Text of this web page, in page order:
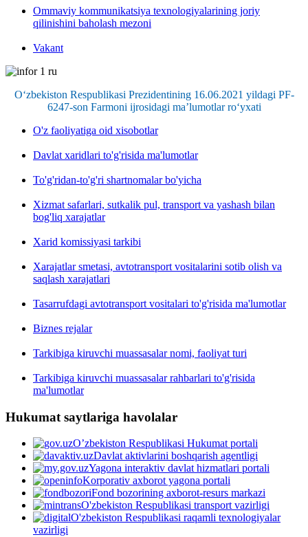
Ommaviy kommunikatsiya texnologiyalarining joriy
qilinishini baholash mezoni
Vakant
O‘zbekiston Respublikasi Prezidentining 16.06.2021 yildagi PF-
6247-son Farmoni ijrosidagi ma’lumotlar ro‘yxati
O'z faoliyatiga oid xisobotlar
Davlat xaridlari to'g'risida ma'lumotlar
To'g'ridan-to'g'ri shartnomalar bo'yicha
Xizmat safarlari, sutkalik pul, transport va yashash bilan
bog'liq xarajatlar
Xarid komissiyasi tarkibi
Xarajatlar smetasi, avtotransport vositalarini sotib olish va
saqlash xarajatlari
Tasarrufdagi avtotransport vositalari to'g'risida ma'lumotlar
Biznes rejalar
Tarkibiga kiruvchi muassasalar nomi, faoliyat turi
Tarkibiga kiruvchi muassasalar rahbarlari to'g'risida
ma'lumotlar
Hukumat saytlariga havolalar
O’zbekiston Respublikasi Hukumat portali
Davlat aktivlarini boshqarish agentligi
Yagona interaktiv davlat hizmatlari portali
Korporativ axborot yagona portali
Fond bozorining axborot-resurs markazi
O'zbekiston Respublikasi transport vazirligi
O'zbekiston Respublikasi raqamli texnologiyalar
vazirligi